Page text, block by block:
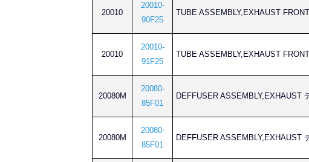
20010
20010-
90F25
TUBE ASSEMBLY,EXHAUST
20010
20010-
91F25
TUBE ASSEMBLY,EXHAUST
20080M
20080-
85F01
DEFFUSER ASSEMBLY,EXHAUST
20080M
20080-
85F01
DEFFUSER ASSEMBLY,EXHAUST